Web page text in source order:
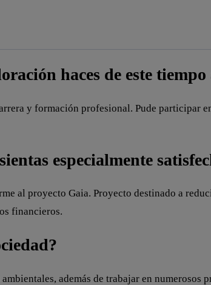
haces de este
y formación profesional. Pude participar
especialmente
al proyecto Gaia. Proyecto destinado a
financieros.
además de trabajar en numerosos